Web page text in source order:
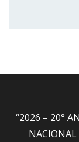
“2026 – 20°
NACIONAL